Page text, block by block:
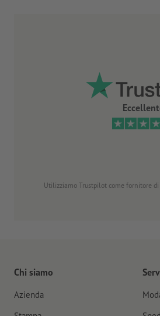
Utilizziamo Trustpilot come fornitore
Chi siamo
Azienda